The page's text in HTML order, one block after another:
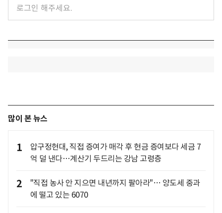
많이 본 뉴스
1
압구정현대, 직접 증여가 매각 후 현금 증여보다 세금 7
억 덜 낸다…계산기 두드리는 강남 고령층
2
"직접 농사 안 지으면 내년까지 팔아라"… 양도세 중과
에 떨고 있는 6070